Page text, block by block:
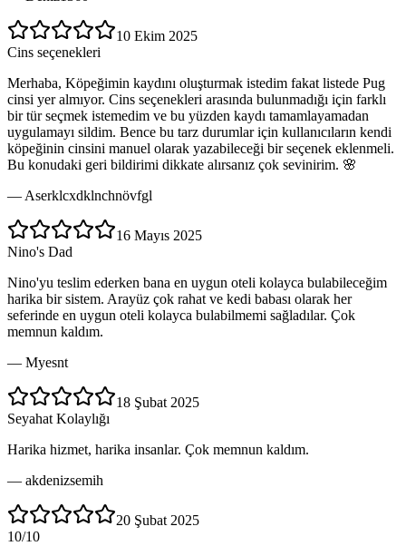
10 Ekim 2025
Cins seçenekleri
Merhaba, Köpeğimin kaydını oluşturmak istedim fakat listede Pug
cinsi yer almıyor. Cins seçenekleri arasında bulunmadığı için farklı
bir tür seçmek istemedim ve bu yüzden kaydı tamamlayamadan
uygulamayı sildim. Bence bu tarz durumlar için kullanıcıların kendi
köpeğinin cinsini manuel olarak yazabileceği bir seçenek eklenmeli.
Bu konudaki geri bildirimi dikkate alırsanız çok sevinirim. 🌸
— Aserklcxdklnchnövfgl
16 Mayıs 2025
Nino's Dad
Nino'yu teslim ederken bana en uygun oteli kolayca bulabileceğim
harika bir sistem. Arayüz çok rahat ve kedi babası olarak her
seferinde en uygun oteli kolayca bulabilmemi sağladılar. Çok
memnun kaldım.
— Myesnt
18 Şubat 2025
Seyahat Kolaylığı
Harika hizmet, harika insanlar. Çok memnun kaldım.
— akdenizsemih
20 Şubat 2025
10/10